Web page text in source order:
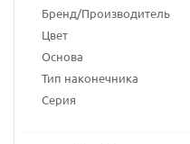
Бренд/Производитель
Цвет
Основа
Тип наконечника
Серия